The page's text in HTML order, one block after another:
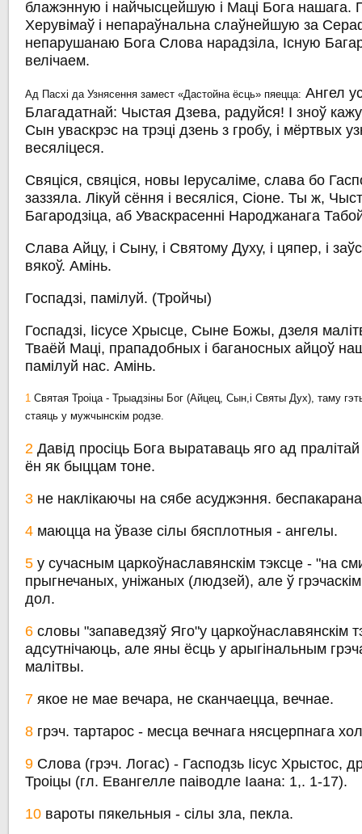
блажэнную і найчысцейшую і Маці Бога нашага.
Херувімаў і непараўнальна слаўнейшую за
непарушанаю Бога Слова нарадзіла, Існую
велічаем.
Ад Пасхі да Узнясення замест «Дастойна ёсць» пяецца: Ангел
Благадатнай: Чыстая Дзева, радуйся! I зноў
Сын уваскрэс на трэці дзень з гробу, і мёртвых
весяліцеся.
Свяціся, свяціся, новы Іерусаліме, слава бо
заззяла. Лікуй сёння і весяліся, Сіоне. Ты ж,
Багародзіца, аб Уваскрасенні Народжанага
Слава Айцу, і Сыну, і Святому Духу, і цяпер, і
вякоў. Амінь.
Госпадзі, памілуй. (Тройчы)
Госпадзі, Іісусе Хрысце, Сыне Божы, дзеля
Тваёй Маці, прападобных і баганосных айцоў
памілуй нас. Амінь.
1 Святая Троіца - Трыадзіны Бог (Айцец, Сын,і Святы Дух), таму
стаяць у мужчынскім родзе.
2 Давід просіць Бога выратаваць яго ад
ён як быццам тоне.
3 не наклікаючы на сябе асуджэння.
4 маюцца на ўвазе сілы бясплотныя - ангелы.
5 у сучасным царкоўнаславянскім тэксце - "на
прыгнечаных, уніжаных (людзей), але ў грэчаскім
дол.
6 словы "запаведзяў Яго"у царкоўнаславянскім
адсутнічаюць, але яны ёсць у арыгінальным
малітвы.
7 якое не мае вечара, не сканчаецца, вечнае.
8 грэч. тартарос - месца вечнага нясцерпнага
9 Слова (грэч. Логас) - Гасподзь Іісус Хрыстос,
Троіцы (гл. Евангелле паіводле Іаана: 1,. 1-17).
10 вароты пякельныя - сілы зла, пекла.